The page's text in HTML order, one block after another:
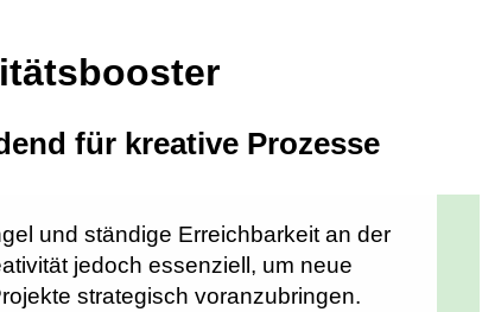
für kreative Prozesse
und ständige Erreichbarkeit an der
jedoch essenziell, um neue
strategisch voranzubringen.